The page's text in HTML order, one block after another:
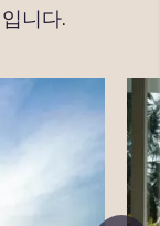
니다.